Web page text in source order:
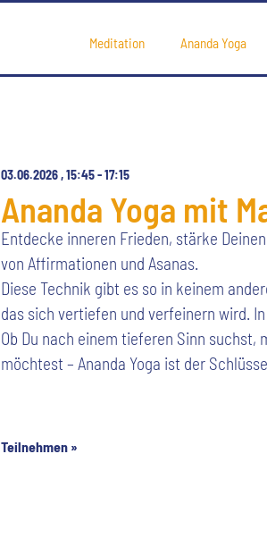
Meditation Ananda Yoga
03.06.2026,15:45-17:15
Ananda Yoga mit
Entdecke inneren Frieden, stärke
von Affirmationen und Asanas.
Diese Technik gibt es so in keinem
das sich vertiefen und verfeinern wird.
Ob Du nach einem tieferen Sinn
möchtest – Ananda Yoga ist der
Teilnehmen »